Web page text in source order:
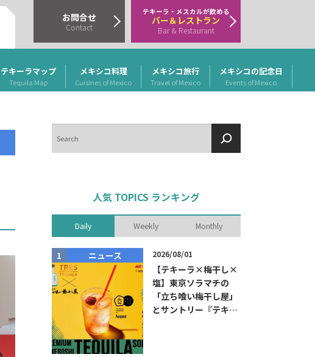
テキーラマップ
Tequila Map
メキシコ料理
Cuisines of Mexico
メキシコ旅行
Travel of Mexico
メキシコの記念日
Events of Mexico
お問合せ
Contact
テキーラ・メスカルが飲める
バー＆レストラン
Bar & Restaurant
索
人気 TOPICS ランキング
Daily Weekly Monthly
ニュース 2026/08/01
【テキーラ×梅干し×
塩】東京ソラマチの
「立ち喰い梅干し屋」
とサントリー『テキー